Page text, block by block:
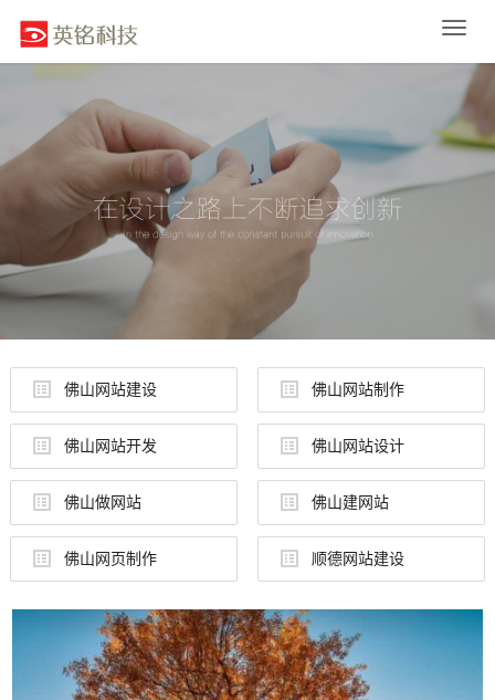
Toggle
佛山网站建设 佛山网站制作
佛山网站开发 佛山网站设计
佛山做网站 佛山建网站
佛山网页制作 顺德网站建设